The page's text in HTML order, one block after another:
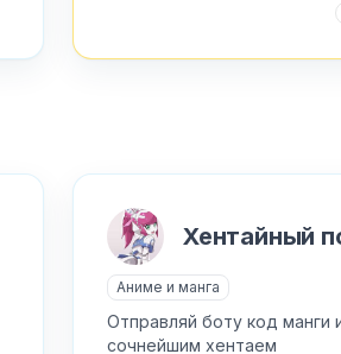
Хентайный
Аниме и манга
Отправляй боту код манги
сочнейшим хентаем